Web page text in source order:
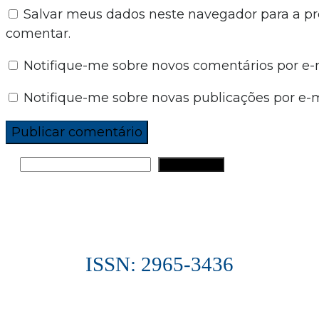
Salvar meus dados neste navegador para a
comentar.
Notifique-me sobre novos comentários por e-
Notifique-me sobre novas publicações por e-
ISSN: 2965-3436